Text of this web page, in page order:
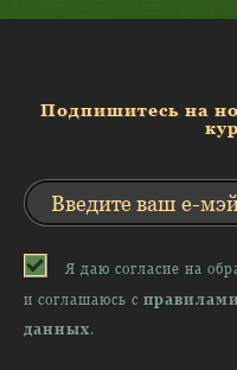
Подпишитесь на
Я даю согласие на
и соглашаюсь с
данных.